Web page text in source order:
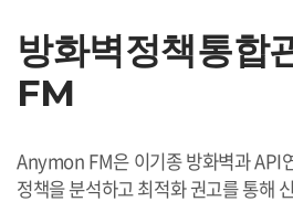
방화벽정책통합
FM
Anymon FM은 이기종 방화벽과 API
정책을 분석하고 최적화 권고를 통해